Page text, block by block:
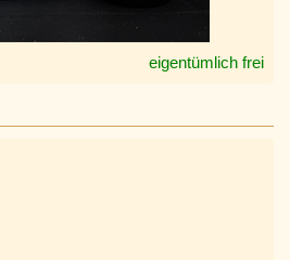
eigentümlich frei